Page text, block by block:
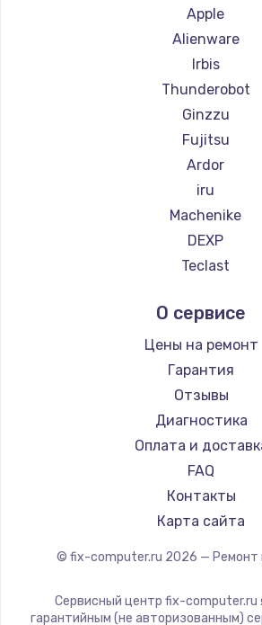
Замена
1290 руб.
Заказать
Замена корпуса
890 руб.
Заказать
Замена тачпада
990 руб.
Заказать
Замена динамика
Заказать
Заказать
1130 руб.
Заказать
Замена USB
Apple
Alienware
Irbis
Thunderobot
Ginzzu
Fujitsu
Ardor
iru
Machenike
DEXP
Teclast
Beelink
CHUWI
О сервисе
Цены на ремонт
Гарантия
Отзывы
Диагностика
Оплата и
FAQ
Контакты
Карта сайта
© fix-computer.ru 2026 — Ремонт
Сервисный центр fix-computer.ru
гарантийным (не авторизованным)